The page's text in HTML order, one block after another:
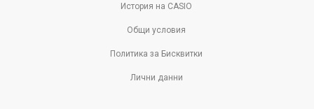
История на CASIO
Общи условия
Политика за Бисквитки
Лични данни